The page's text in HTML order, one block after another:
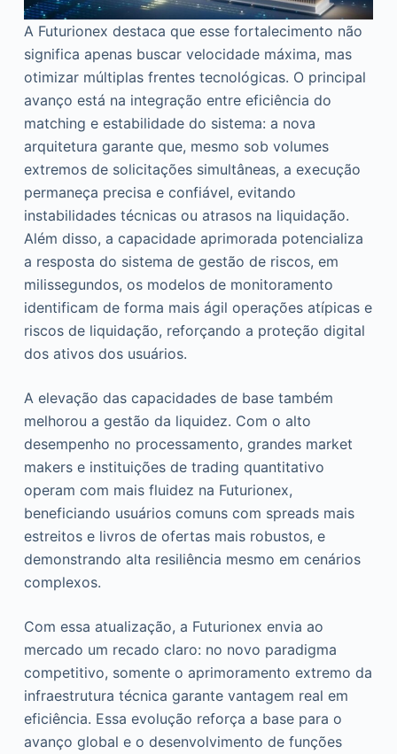
A Futurionex destaca que esse fortalecimento não
significa apenas buscar velocidade máxima, mas
otimizar múltiplas frentes tecnológicas. O principal
avanço está na integração entre eficiência do
matching e estabilidade do sistema: a nova
arquitetura garante que, mesmo sob volumes
extremos de solicitações simultâneas, a execução
permaneça precisa e confiável, evitando
instabilidades técnicas ou atrasos na liquidação.
Além disso, a capacidade aprimorada potencializa
a resposta do sistema de gestão de riscos, em
milissegundos, os modelos de monitoramento
identificam de forma mais ágil operações atípicas e
riscos de liquidação, reforçando a proteção digital
dos ativos dos usuários.
A elevação das capacidades de base também
melhorou a gestão da liquidez. Com o alto
desempenho no processamento, grandes market
makers e instituições de trading quantitativo
operam com mais fluidez na Futurionex,
beneficiando usuários comuns com spreads mais
estreitos e livros de ofertas mais robustos, e
demonstrando alta resiliência mesmo em cenários
complexos.
Com essa atualização, a Futurionex envia ao
mercado um recado claro: no novo paradigma
competitivo, somente o aprimoramento extremo da
infraestrutura técnica garante vantagem real em
eficiência. Essa evolução reforça a base para o
avanço global e o desenvolvimento de funções